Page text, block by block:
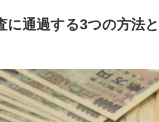
に通過する3つの方法